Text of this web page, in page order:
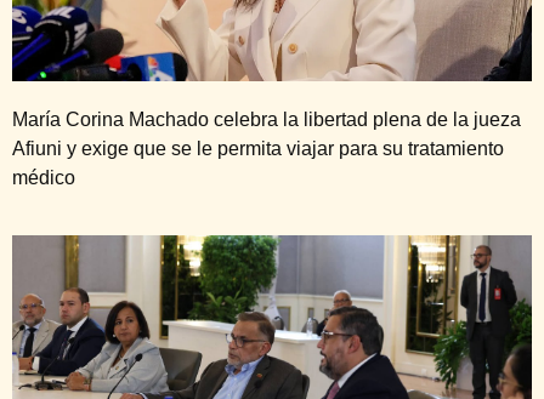
María Corina Machado celebra la libertad plena de la jueza
Afiuni y exige que se le permita viajar para su tratamiento
médico